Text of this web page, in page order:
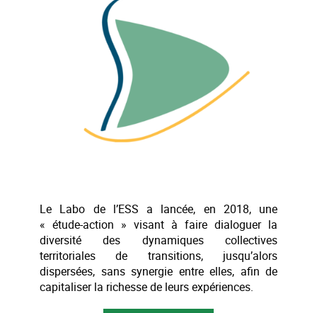
Le Labo de l’ESS a lancée, en 2018, une
« étude-action » visant à faire dialoguer la
diversité des dynamiques collectives
territoriales de transitions, jusqu’alors
dispersées, sans synergie entre elles, afin de
capitaliser la richesse de leurs expériences.